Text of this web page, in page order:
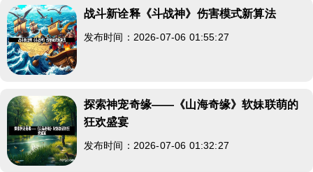
战斗新诠释《斗战神》伤害模式新算法
发布时间：2026-07-06 01:55:27
探索神宠奇缘——《山海奇缘》软妹联萌的
狂欢盛宴
发布时间：2026-07-06 01:32:27